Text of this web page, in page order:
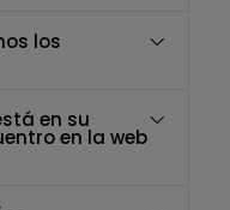
los
en su
en la web